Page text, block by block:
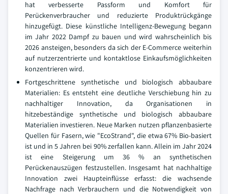
hat verbesserte Passform und Komfort für
Perückenverbraucher und reduzierte Produktrückgänge
hinzugefügt. Diese künstliche Intelligenz-Bewegung begann
im Jahr 2022 Dampf zu bauen und wird wahrscheinlich bis
2026 ansteigen, besonders da sich der E-Commerce weiterhin
auf nutzerzentrierte und kontaktlose Einkaufsmöglichkeiten
konzentrieren wird.
Fortgeschrittene synthetische und biologisch abbaubare
Materialien: Es entsteht eine deutliche Verschiebung hin zu
nachhaltiger Innovation, da Organisationen in
hitzebeständige synthetische und biologisch abbaubare
Materialien investieren. Neue Marken nutzen pflanzenbasierte
Quellen für Fasern, wie "EcoStrand", die etwa 67% Bio-basiert
ist und in 5 Jahren bei 90% zerfallen kann. Allein im Jahr 2024
ist eine Steigerung um 36 % an synthetischen
Perückenauszügen festzustellen. Insgesamt hat nachhaltige
Innovation zwei Haupteinflüsse erfasst: die wachsende
Nachfrage nach Verbrauchern und die Notwendigkeit von